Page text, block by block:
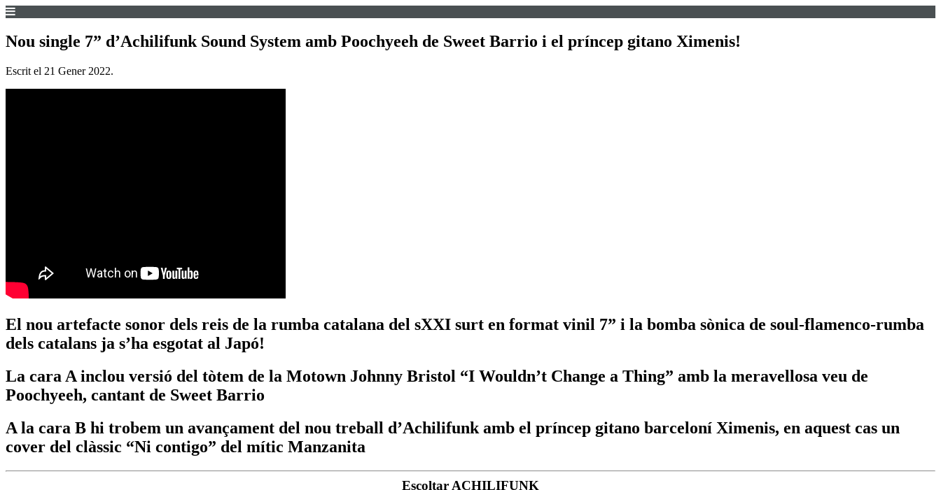
Nou single 7” d’Achilifunk Sound System amb Poochyeeh de Sweet Barrio i el príncep gitano Ximenis!
Escrit el 21 Gener 2022.
El nou artefacte sonor dels reis de la rumba catalana del sXXI surt en format vinil 7” i la bomba sònica de soul-flamenco-rumba
dels catalans ja s’ha esgotat al Japó!
La cara A inclou versió del tòtem de la Motown Johnny Bristol “I Wouldn’t Change a Thing” amb la meravellosa veu de
Poochyeeh, cantant de Sweet Barrio
A la cara B hi trobem un avançament del nou treball d’Achilifunk amb el príncep gitano barceloní Ximenis, en aquest cas un
cover del clàssic “Ni contigo” del mític Manzanita
Escoltar ACHILIFUNK